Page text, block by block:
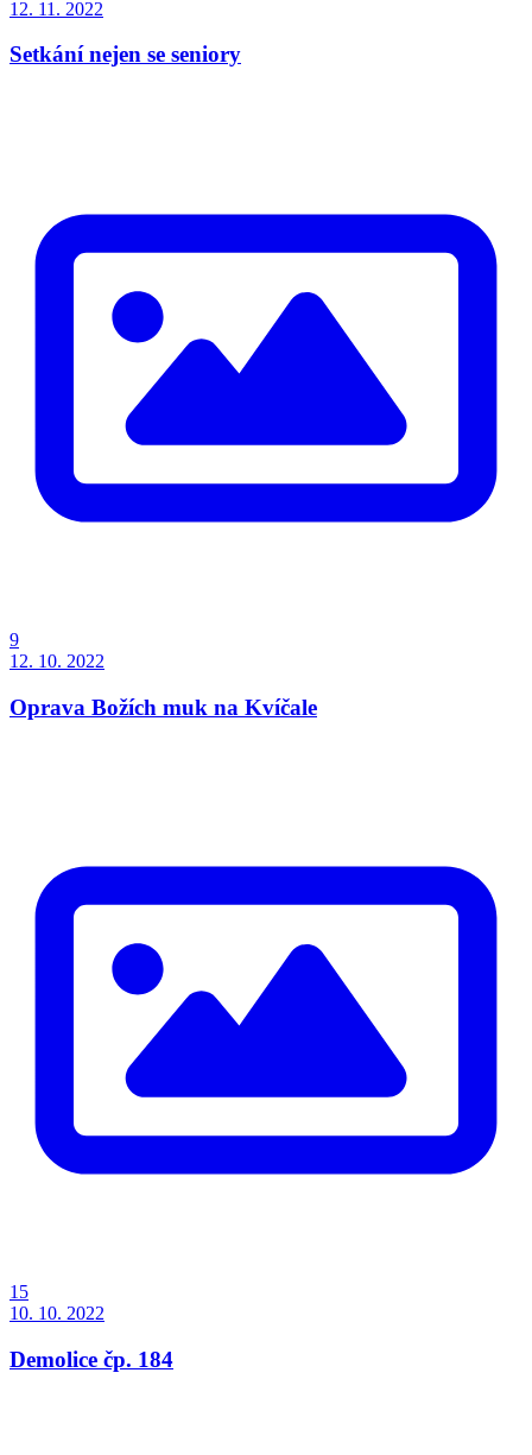
12. 11. 2022
Setkání nejen se seniory
9
12. 10. 2022
Oprava Božích muk na Kvíčale
15
10. 10. 2022
Demolice čp. 184